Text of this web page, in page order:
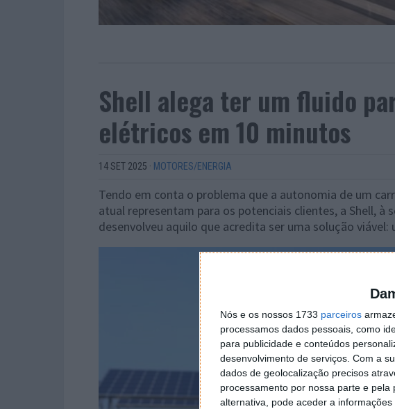
Nós e os nossos 1733 parceiros
processamos dados pessoais, como
para publicidade e conteúdos
desenvolvimento de serviços. Com a
dados de geolocalização precisos
processamento por nossa parte e
alternativa, pode aceder a
Shell alega ter um fluido
elétricos em 10 minutos
14 SET 2025 · MOTORES/ENERGIA
Tendo em conta o problema que a autonomia de um
atual representam para os potenciais clientes, a Shell, à
desenvolveu aquilo que acredita ser uma solução